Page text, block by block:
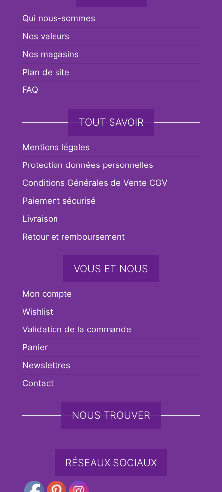
Qui nous-sommes
Nos valeurs
Nos magasins
Plan de site
FAQ
TOUT SAVOIR
Mentions légales
Protection données personnelles
Conditions Générales de Vente CGV
Paiement sécurisé
Livraison
Retour et remboursement
VOUS ET NOUS
Mon compte
Wishlist
Validation de la commande
Panier
Newslettres
Contact
NOUS TROUVER
RÉSEAUX SOCIAUX